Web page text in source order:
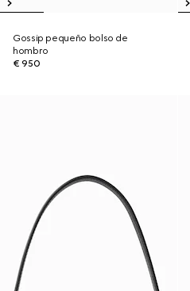
Gossip pequeño bolso de
hombro
€ 950